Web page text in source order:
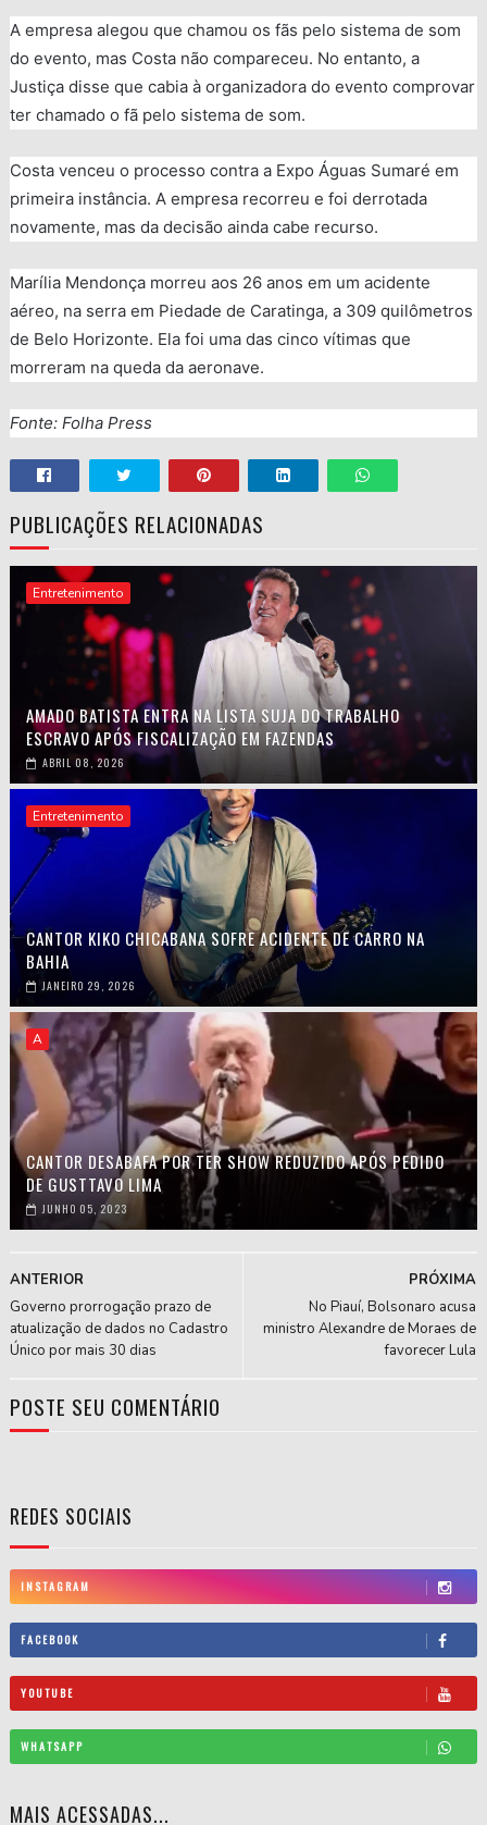
A empresa alegou que chamou os fãs pelo sistema de som
do evento, mas Costa não compareceu. No entanto, a
Justiça disse que cabia à organizadora do evento comprovar
ter chamado o fã pelo sistema de som.
Costa venceu o processo contra a Expo Águas Sumaré em
primeira instância. A empresa recorreu e foi derrotada
novamente, mas da decisão ainda cabe recurso.
Marília Mendonça morreu aos 26 anos em um acidente
aéreo, na serra em Piedade de Caratinga, a 309 quilômetros
de Belo Horizonte. Ela foi uma das cinco vítimas que
morreram na queda da aeronave.
Fonte: Folha Press
PUBLICAÇÕES RELACIONADAS
Entretenimento
AMADO BATISTA ENTRA NA LISTA SUJA DO TRABALHO
ESCRAVO APÓS FISCALIZAÇÃO EM FAZENDAS
ABRIL 08, 2026
Entretenimento
CANTOR KIKO CHICABANA SOFRE ACIDENTE DE CARRO NA
BAHIA
JANEIRO 29, 2026
A
CANTOR DESABAFA POR TER SHOW REDUZIDO APÓS PEDIDO
DE GUSTTAVO LIMA
JUNHO 05, 2023
PRÓXIMA
No Piauí, Bolsonaro acusa
ministro Alexandre de Moraes de
favorecer Lula
ANTERIOR
Governo prorrogação prazo de
atualização de dados no Cadastro
Único por mais 30 dias
POSTE SEU COMENTÁRIO
REDES SOCIAIS
INSTAGRAM
FACEBOOK
YOUTUBE
WHATSAPP
MAIS ACESSADAS...